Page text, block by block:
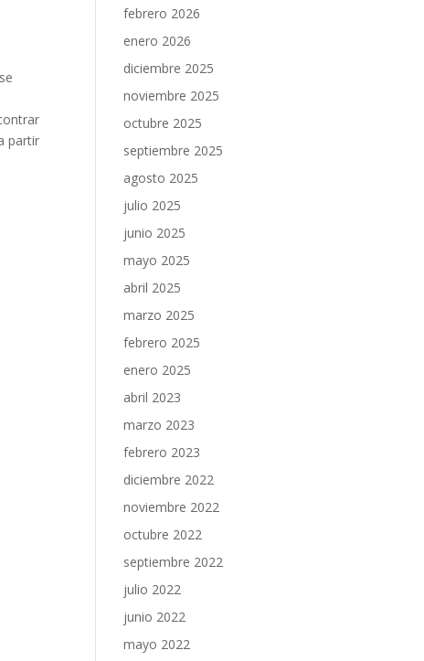
partir
febrero 2026
enero 2026
diciembre 2025
noviembre 2025
octubre 2025
septiembre 2025
agosto 2025
julio 2025
junio 2025
mayo 2025
abril 2025
marzo 2025
febrero 2025
enero 2025
abril 2023
marzo 2023
febrero 2023
diciembre 2022
noviembre 2022
octubre 2022
septiembre 2022
julio 2022
junio 2022
mayo 2022